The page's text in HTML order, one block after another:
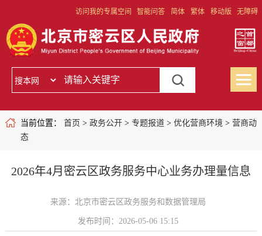
访问我的专属空间 智能问答 简体 繁体 移动版 无障碍
当前位置： 首页 > 政务公开> 专题报道> 优化营商环境 > 营商动
态
2026年4月密云区政务服务中心业务办理量信息
来源：北京市密云区政务服务和数据管理局
发布时间：2026-05-06 15:15